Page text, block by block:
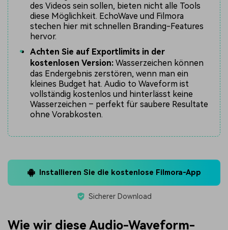
des Videos sein sollen, bieten nicht alle Tools
diese Möglichkeit. EchoWave und Filmora
stechen hier mit schnellen Branding-Features
hervor.
Achten Sie auf Exportlimits in der
kostenlosen Version: Wasserzeichen können
das Endergebnis zerstören, wenn man ein
kleines Budget hat. Audio to Waveform ist
vollständig kostenlos und hinterlässt keine
Wasserzeichen – perfekt für saubere Resultate
ohne Vorabkosten.
Installieren Sie die kostenlose Filmora-App
Sicherer Download
Wie wir diese Audio-Waveform-